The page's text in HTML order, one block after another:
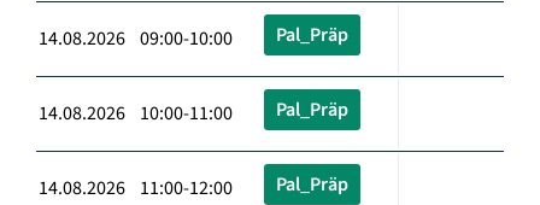
14.08.2026 09:00-10:00 Pal_Präp
14.08.2026 10:00-11:00 Pal_Präp
14.08.2026 11:00-12:00 Pal_Präp